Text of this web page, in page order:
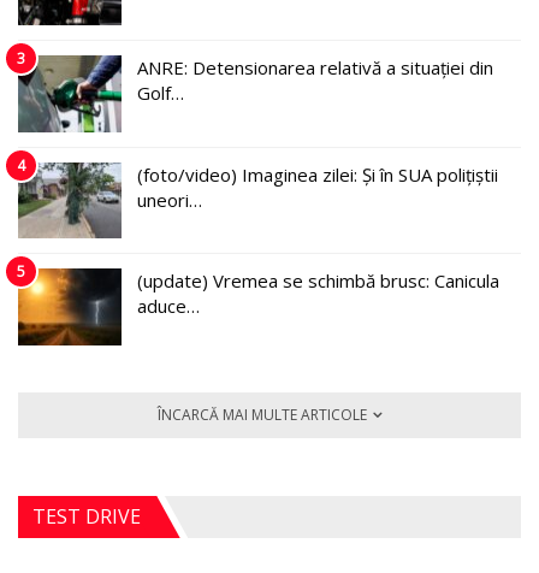
3
ANRE: Detensionarea relativă a situației din
Golf…
4
(foto/video) Imaginea zilei: Și în SUA polițiștii
uneori…
5
(update) Vremea se schimbă brusc: Canicula
aduce…
ÎNCARCĂ MAI MULTE ARTICOLE
TEST DRIVE